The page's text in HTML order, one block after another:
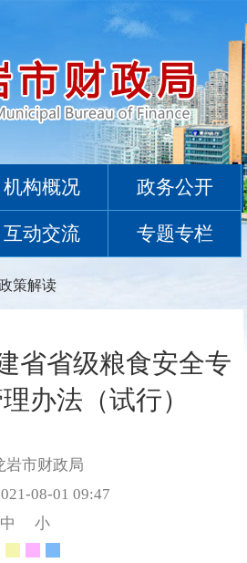
机构概况 政务公开
互动交流 专题专栏
策解读
省省级粮食安全专
办法（试行）
岩市财政局
08-01 09:47
中
小